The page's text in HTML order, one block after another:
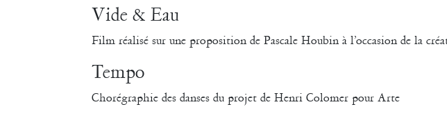
Vide & Eau
Film réalisé sur une proposition de Pascale Houbin à l’occasion de la
Tempo
Chorégraphie des danses du projet de Henri Colomer pour Arte